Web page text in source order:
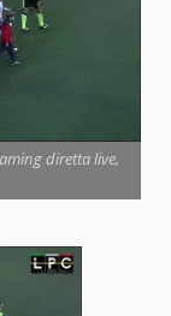
diretta live,